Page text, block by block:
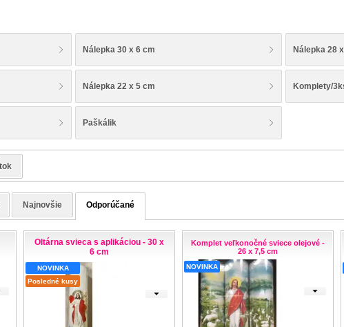
Nálepka 30 x 6 cm Nálepka 28
Nálepka 22 x 5 cm Komplety/
Paškálik
Najnovšie Odporúčané
Oltárna svieca s aplikáciou - 30 x
6 cm
NOVINKA
Posledné kusy
Komplet veľkonočné sviece olejové -
26 x 7,5 cm
NOVINKA